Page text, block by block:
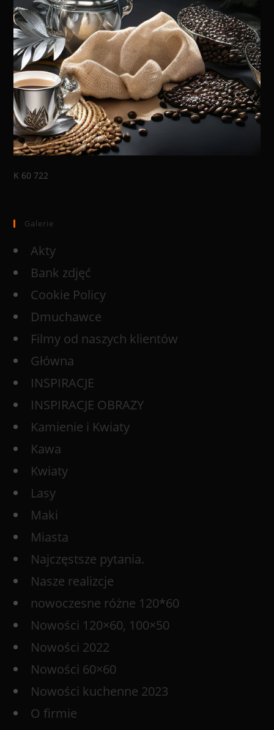
K 60 722
Galerie
Akty
Bank zdjęć
Cookie Policy
Dmuchawce
Filmy od naszych klientów
Główna
INSPIRACJE
INSPIRACJE OBRAZY
Kamienie i Kwiaty
Kawa
Kwiaty
Lasy
Maki
Miasta
Najczęstsze pytania.
Nasze realizcje
nowoczesne różne 120*60
Nowości 120×60, 100×50
Nowości 2022
Nowości 60×60
Nowości kuchenne 2023
O firmie